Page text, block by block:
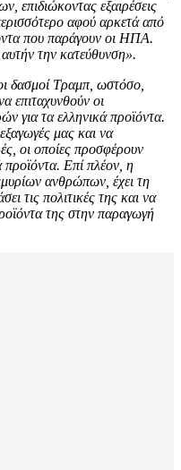
επιδιώκοντας εξαιρέσεις
αφού αρκετά από
που παράγουν οι ΗΠΑ.
την κατεύθυνση».
δασμοί Τραμπ, ωστόσο,
επιταχυνθούν οι
για τα ελληνικά προϊόντα.
μας και να
οι οποίες προσφέρουν
προϊόντα. Επί πλέον, η
ανθρώπων, έχει τη
τις πολιτικές της και να
της στην παραγωγή